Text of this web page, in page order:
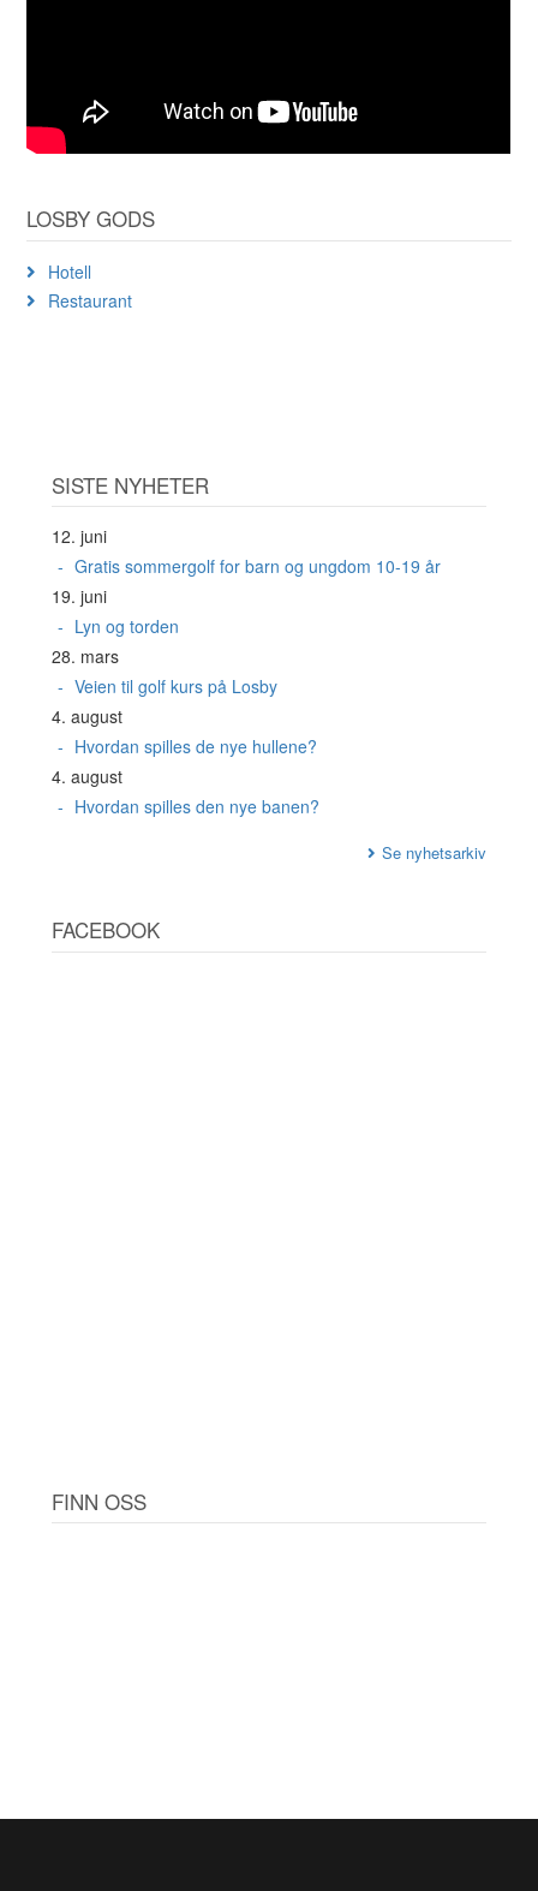
LOSBY GODS
Hotell
Restaurant
SISTE NYHETER
12. juni
Gratis sommergolf for barn og ungdom 10-19 år
19. juni
Lyn og torden
28. mars
Veien til golf kurs på Losby
4. august
Hvordan spilles de nye hullene?
4. august
Hvordan spilles den nye banen?
Se nyhetsarkiv
FACEBOOK
FINN OSS